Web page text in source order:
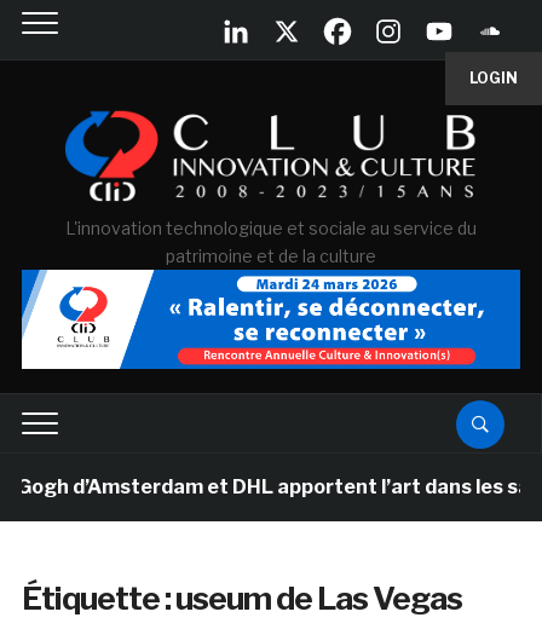
LOGIN
L'innovation technologique et sociale au service du
patrimoine et de la culture
d’Amsterdam et DHL apportent l’art dans les salles
Étiquette :useum de Las Vegas